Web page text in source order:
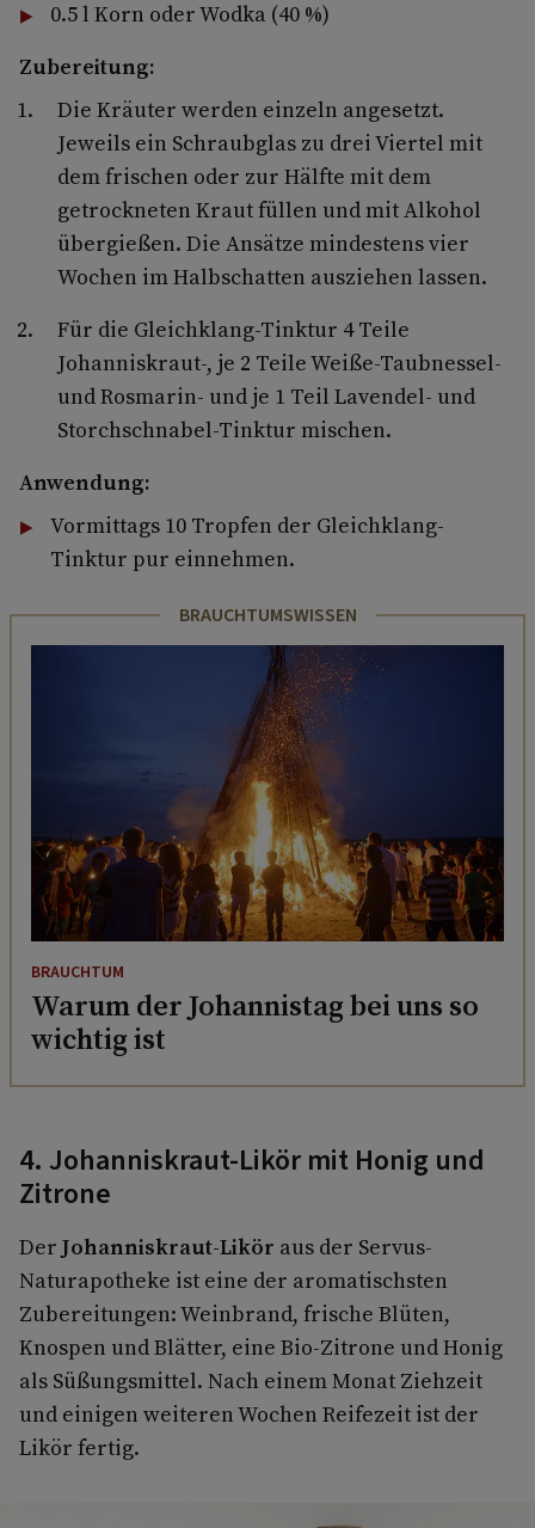
0.5 l Korn oder Wodka (40 %)
Zubereitung:
Die Kräuter werden einzeln angesetzt.
Jeweils ein Schraubglas zu drei Viertel mit
dem frischen oder zur Hälfte mit dem
getrockneten Kraut füllen und mit Alkohol
übergießen. Die Ansätze mindestens vier
Wochen im Halbschatten ausziehen lassen.
Für die Gleichklang-Tinktur 4 Teile
Johanniskraut-, je 2 Teile Weiße-Taubnessel-
und Rosmarin- und je 1 Teil Lavendel- und
Storchschnabel-Tinktur mischen.
Anwendung:
Vormittags 10 Tropfen der Gleichklang-
Tinktur pur einnehmen.
BRAUCHTUMSWISSEN
BRAUCHTUM
Warum der Johannistag bei uns so
wichtig ist
4. Johanniskraut-Likör mit Honig und
Zitrone
Der Johanniskraut-Likör aus der Servus-
Naturapotheke ist eine der aromatischsten
Zubereitungen: Weinbrand, frische Blüten,
Knospen und Blätter, eine Bio-Zitrone und Honig
als Süßungsmittel. Nach einem Monat Ziehzeit
und einigen weiteren Wochen Reifezeit ist der
Likör fertig.